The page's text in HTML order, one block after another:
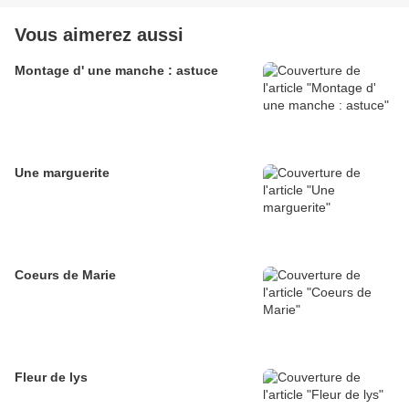
Vous aimerez aussi
Montage d' une manche : astuce
Une marguerite
Coeurs de Marie
Fleur de lys